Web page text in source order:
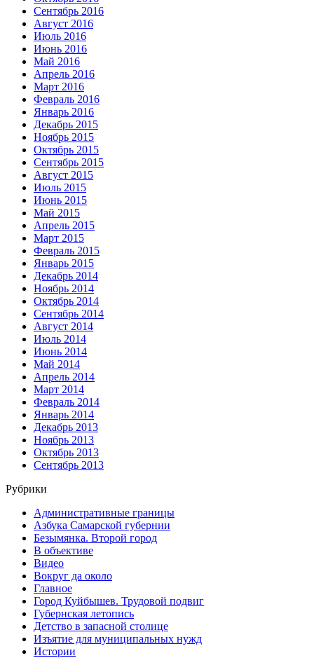
Сентябрь 2016
Август 2016
Июль 2016
Июнь 2016
Май 2016
Апрель 2016
Март 2016
Февраль 2016
Январь 2016
Декабрь 2015
Ноябрь 2015
Октябрь 2015
Сентябрь 2015
Август 2015
Июль 2015
Июнь 2015
Май 2015
Апрель 2015
Март 2015
Февраль 2015
Январь 2015
Декабрь 2014
Ноябрь 2014
Октябрь 2014
Сентябрь 2014
Август 2014
Июль 2014
Июнь 2014
Май 2014
Апрель 2014
Март 2014
Февраль 2014
Январь 2014
Декабрь 2013
Ноябрь 2013
Октябрь 2013
Сентябрь 2013
Рубрики
Административные границы
Азбука Самарской губернии
Безымянка. Второй город
В объективе
Видео
Вокруг да около
Главное
Город Куйбышев. Трудовой подвиг
Губернская летопись
Детство в запасной столице
Изъятие для муниципальных нужд
Истории